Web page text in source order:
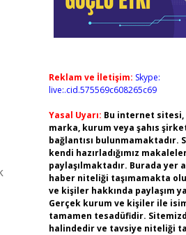
Reklam ve İletişim: Skype:
live:.cid.575569c608265c69
Yasal Uyarı: Bu internet
marka, kurum veya şahıs
bağlantısı bulunmamaktadır.
kendi hazırladığımız
paylaşılmaktadır. Burada yer
haber niteliği taşımamakta
ve kişiler hakkında paylaşım
Gerçek kurum ve kişiler ile
tamamen tesadüfidir.
halindedir ve tavsiye niteliği